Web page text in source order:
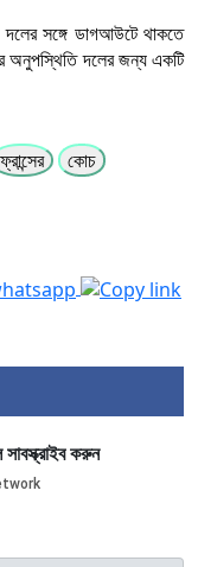
সঙ্গে ডাগআউটে থাকতে
অনুপস্থিতি দলের জন্য একটি
ফ্রান্সের কোচ
সাবস্ক্রাইব করুন